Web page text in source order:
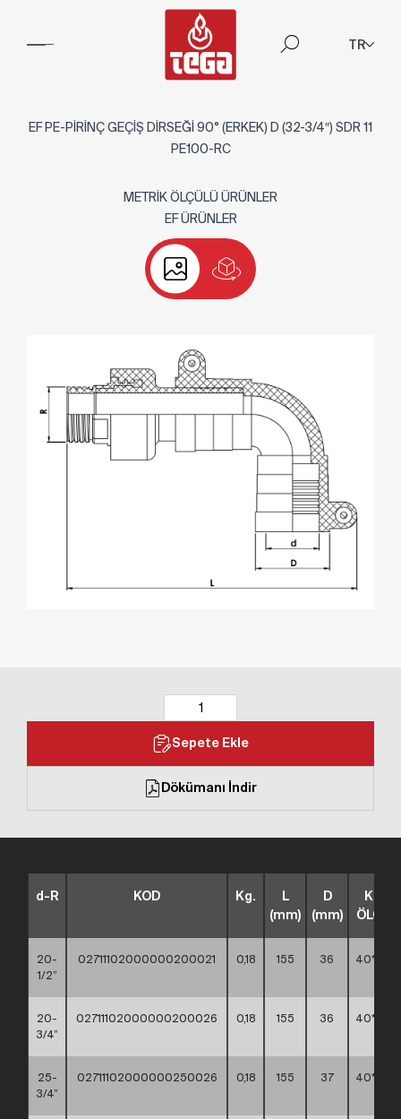
TR
EF PE-PİRİNÇ GEÇİŞ DİRSEĞİ 90° (ERKEK) D (32-3/4″) SDR 11
PE100-RC
METRİK ÖLÇÜLÜ ÜRÜNLER
EF ÜRÜNLER
Sepete Ekle
Dökümanı İndir
d-R KOD Kg.
L
(mm)
D
(mm)
KUTU
20-
1/2”
02711102000000200021 0,18 155 36
20-
3/4”
02711102000000200026 0,18 155 36
25-
3/4”
02711102000000250026 0,18 155 37